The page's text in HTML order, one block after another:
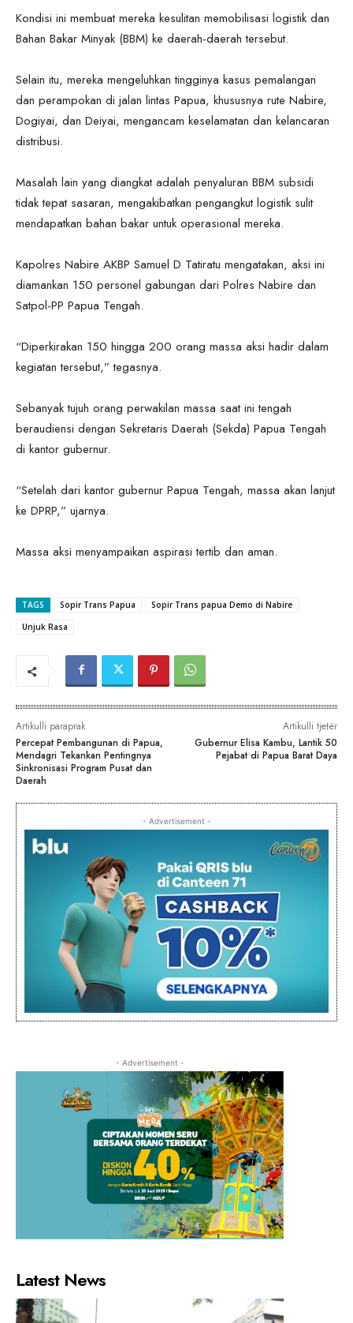
Kondisi ini membuat mereka kesulitan memobilisasi logistik dan
Bahan Bakar Minyak (BBM) ke daerah-daerah tersebut.
Selain itu, mereka mengeluhkan tingginya kasus pemalangan
dan perampokan di jalan lintas Papua, khususnya rute Nabire,
Dogiyai, dan Deiyai, mengancam keselamatan dan kelancaran
distribusi.
Masalah lain yang diangkat adalah penyaluran BBM subsidi
tidak tepat sasaran, mengakibatkan pengangkut logistik sulit
mendapatkan bahan bakar untuk operasional mereka.
Kapolres Nabire AKBP Samuel D Tatiratu mengatakan, aksi ini
diamankan 150 personel gabungan dari Polres Nabire dan
Satpol-PP Papua Tengah.
“Diperkirakan 150 hingga 200 orang massa aksi hadir dalam
kegiatan tersebut,” tegasnya.
Sebanyak tujuh orang perwakilan massa saat ini tengah
beraudiensi dengan Sekretaris Daerah (Sekda) Papua Tengah
di kantor gubernur.
“Setelah dari kantor gubernur Papua Tengah, massa akan lanjut
ke DPRP,” ujarnya.
Massa aksi menyampaikan aspirasi tertib dan aman.
TAGS Sopir Trans Papua
Sopir Trans papua Demo di Nabire
Unjuk Rasa
Artikulli paraprak
Percepat Pembangunan di Papua,
Mendagri Tekankan Pentingnya
Sinkronisasi Program Pusat dan
Daerah
Artikulli tjetër
Gubernur Elisa Kambu, Lantik 50
Pejabat di Papua Barat Daya
- Advertisement -
- Advertisement -
Latest News